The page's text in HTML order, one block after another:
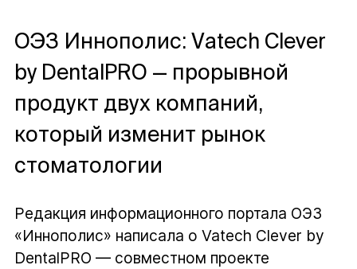
ОЭЗ Иннополис: Vatech Clever
by DentalPRO — прорывной
продукт двух компаний,
который изменит рынок
стоматологии
Редакция информационного портала ОЭЗ
«Иннополис» написала о Vatech Clever by
DentalPRO — совместном проекте